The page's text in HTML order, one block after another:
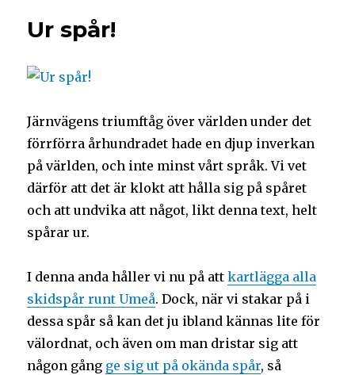
Ur spår!
Järnvägens triumftåg över världen under det
förrförra århundradet hade en djup inverkan
på världen, och inte minst vårt språk. Vi vet
därför att det är klokt att hålla sig på spåret
och att undvika att något, likt denna text, helt
spårar ur.
I denna anda håller vi nu på attkartlägga alla
skidspår runt Umeå. Dock, när vi stakar på i
dessa spår så kan det ju ibland kännas lite för
välordnat, och även om man dristar sig att
någon gång ge sig ut på okända spår, så